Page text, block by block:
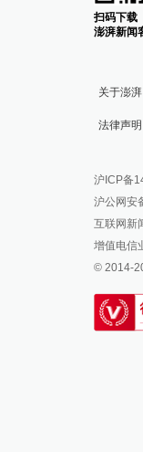
扫码下载
澎湃新闻
关于澎湃
法律声明
报料
沪ICP备
沪公网安
互联网新
增值电信
© 2014-